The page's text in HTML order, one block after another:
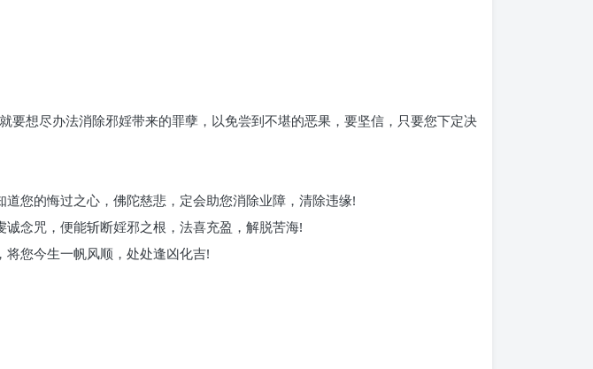
想尽办法消除邪婬带来的罪孽，以免尝到不堪的恶果，要坚信，只要您下定决
您的悔过之心，佛陀慈悲，定会助您消除业障，清除违缘!
念咒，便能斩断婬邪之根，法喜充盈，解脱苦海!
您今生一帆风顺，处处逢凶化吉!